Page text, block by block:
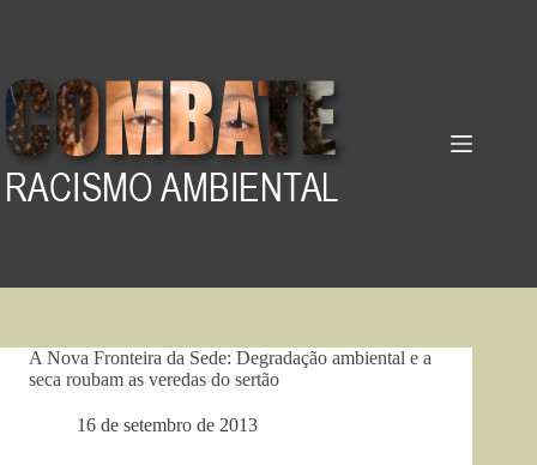
A Nova Fronteira da Sede: Degradação ambiental e a
seca roubam as veredas do sertão
16 de setembro de 2013